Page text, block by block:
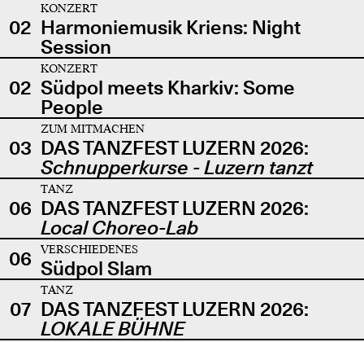
02
KONZERT
Harmoniemusik Kriens: Night
Session
02
KONZERT
Südpol meets Kharkiv: Some
People
03
ZUM MITMACHEN
DAS TANZFEST LUZERN 2026:
Schnupperkurse - Luzern tanzt
06
TANZ
DAS TANZFEST LUZERN 2026:
Local Choreo-Lab
06
VERSCHIEDENES
Südpol Slam
07
TANZ
DAS TANZFEST LUZERN 2026:
LOKALE BÜHNE